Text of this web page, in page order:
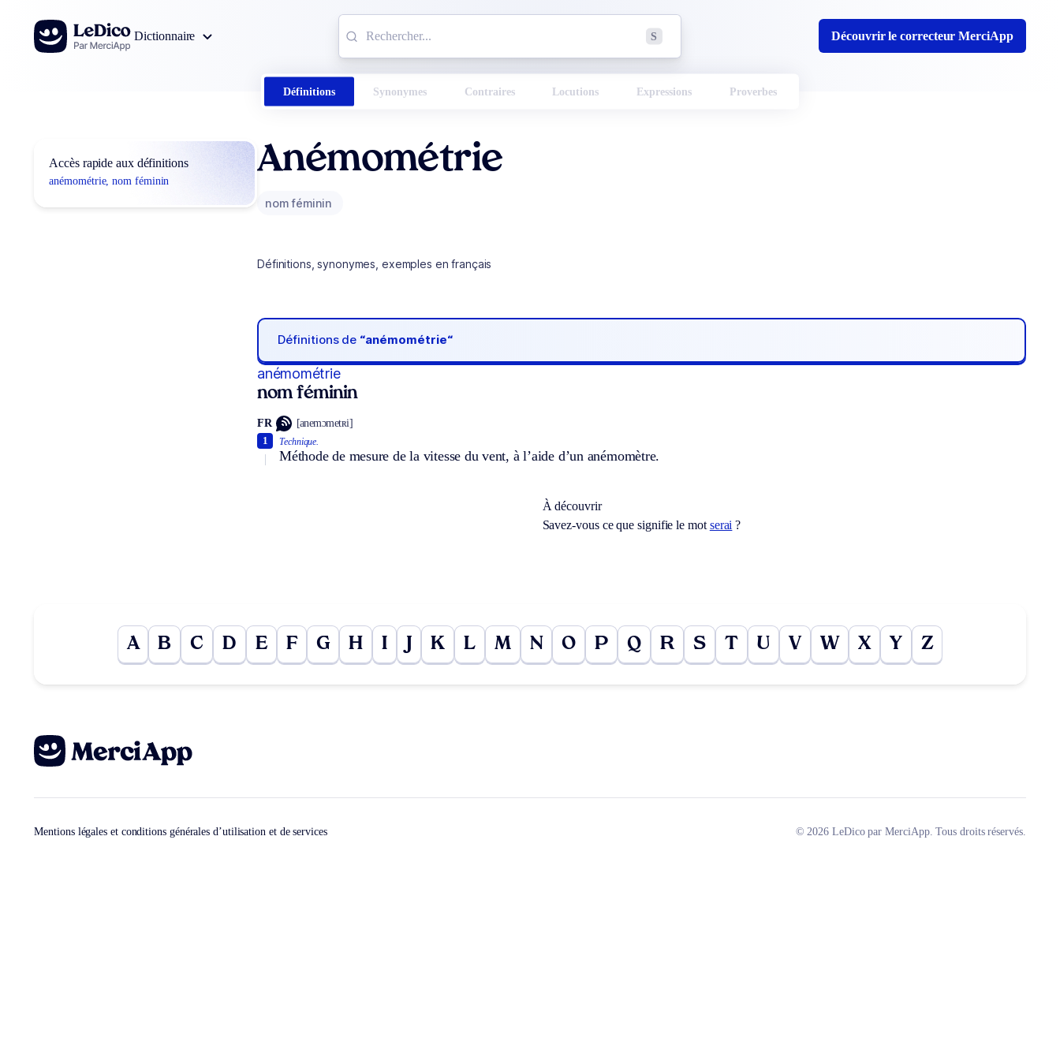
Aller au contenu
Dictionnaire
S Découvrir le correcteur MerciApp
Définitions Synonymes Contraires Locutions Expressions Proverbes
Accès rapide aux définitions
anémométrie, nom féminin
Anémométrie
nom féminin
Définitions, synonymes, exemples en français
Définitions de “anémométrie“
anémométrie
nom féminin
FR [anemɔmetʀi]
Technique.
Méthode de mesure de la vitesse du vent, à l’aide d’un anémomètre.
1
À découvrir
Savez-vous ce que signifie le mot serai ?
A B C D E F G H I K L M N O P Q R S T U V W X Y Z
Mentions légales et conditions générales d’utilisation et de services © 2026 LeDico par MerciApp. Tous droits réservés.